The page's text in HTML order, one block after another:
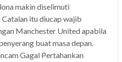
makin diselimuti
itu diucap wajib
Manchester United apabila
buat masa depan.
Gagal Pertahankan